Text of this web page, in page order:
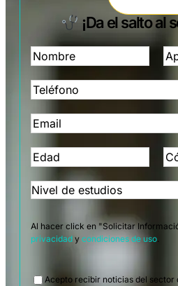
¡Da el salto al
Al hacer click en "Solicitar
privacidadycondiciones de uso.
Legal
Acepto recibir noticias del